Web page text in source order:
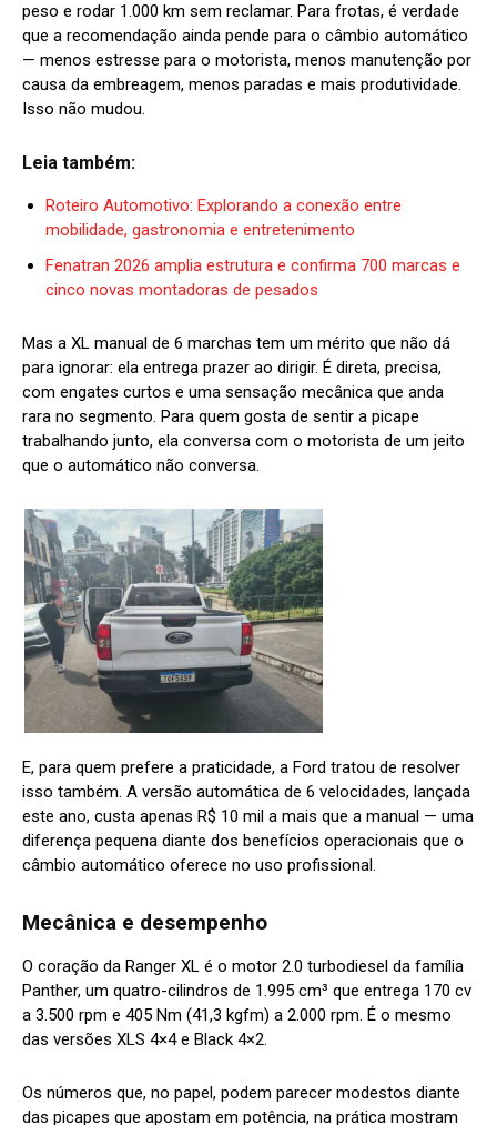
peso e rodar 1.000 km sem reclamar. Para frotas, é verdade
que a recomendação ainda pende para o câmbio automático
— menos estresse para o motorista, menos manutenção por
causa da embreagem, menos paradas e mais produtividade.
Isso não mudou.
Leia também:
Roteiro Automotivo: Explorando a conexão entre
mobilidade, gastronomia e entretenimento
Fenatran 2026 amplia estrutura e confirma 700 marcas e
cinco novas montadoras de pesados
Mas a XL manual de 6 marchas tem um mérito que não dá
para ignorar: ela entrega prazer ao dirigir. É direta, precisa,
com engates curtos e uma sensação mecânica que anda
rara no segmento. Para quem gosta de sentir a picape
trabalhando junto, ela conversa com o motorista de um jeito
que o automático não conversa.
E, para quem prefere a praticidade, a Ford tratou de resolver
isso também. A versão automática de 6 velocidades, lançada
este ano, custa apenas R$ 10 mil a mais que a manual — uma
diferença pequena diante dos benefícios operacionais que o
câmbio automático oferece no uso profissional.
Mecânica e desempenho
O coração da Ranger XL é o motor 2.0 turbodiesel da família
Panther, um quatro-cilindros de 1.995 cm³ que entrega 170 cv
a 3.500 rpm e 405 Nm (41,3 kgfm) a 2.000 rpm. É o mesmo
das versões XLS 4×4 e Black 4×2.
Os números que, no papel, podem parecer modestos diante
das picapes que apostam em potência, na prática mostram